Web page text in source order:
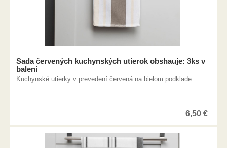
Sada červených kuchynských utierok obshauje: 3ks v
balení
Kuchynské utierky v prevedení červená na bielom podklade.
6,50 €